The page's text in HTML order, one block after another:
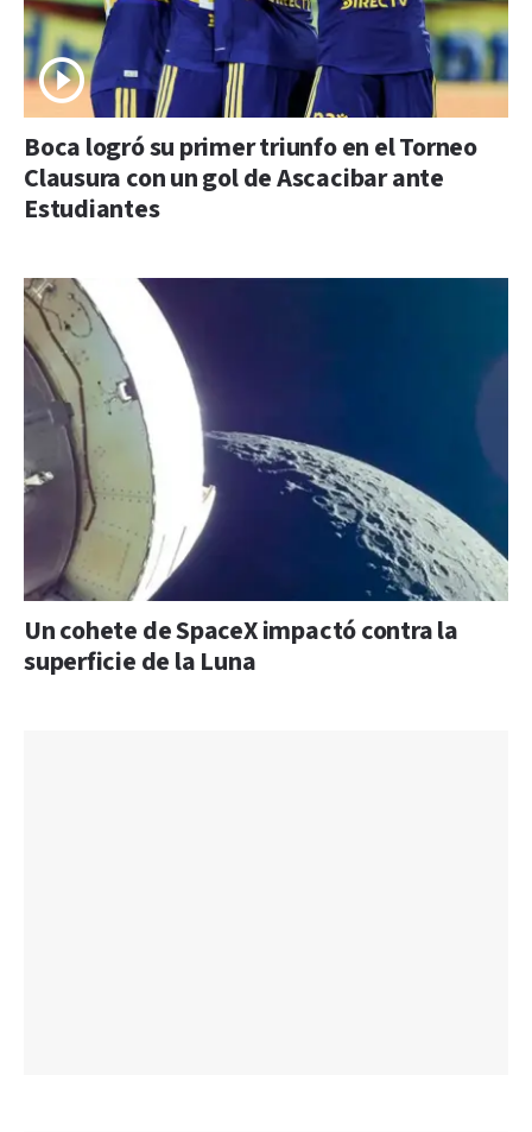
Boca logró su primer triunfo en el Torneo
Clausura con un gol de Ascacibar ante
Estudiantes
Un cohete de SpaceX impactó contra la
superficie de la Luna